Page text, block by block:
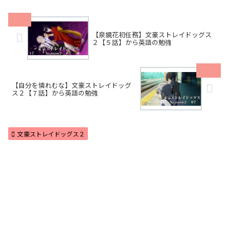
【泉鏡花初任務】文豪ストレイドッグス
２【５話】から英語の勉強
【自分を憐れむな】文豪ストレイドッグ
ス２【７話】から英語の勉強
文豪ストレイドッグス２